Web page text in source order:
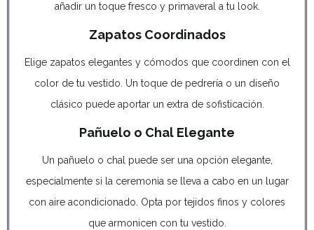
añadir un toque fresco y primaveral a tu look.
Zapatos Coordinados
Elige zapatos elegantes y cómodos que coordinen con el
color de tu vestido. Un toque de pedrería o un diseño
clásico puede aportar un extra de sofisticación.
Pañuelo o Chal Elegante
Un pañuelo o chal puede ser una opción elegante,
especialmente si la ceremonia se lleva a cabo en un lugar
con aire acondicionado. Opta por tejidos finos y colores
que armonicen con tu vestido.